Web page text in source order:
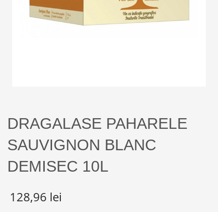
DRAGALASE PAHARELE
SAUVIGNON BLANC
DEMISEC 10L
128,96 lei